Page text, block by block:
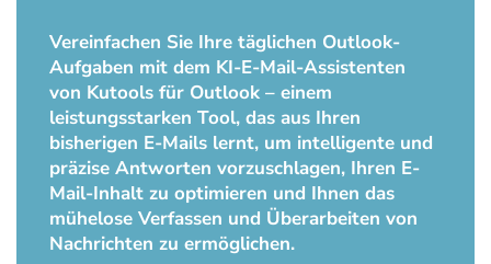
Vereinfachen Sie Ihre täglichen Outlook-
Aufgaben mit dem KI-E-Mail-Assistenten
von Kutools für Outlook – einem
leistungsstarken Tool, das aus Ihren
bisherigen E-Mails lernt, um intelligente und
präzise Antworten vorzuschlagen, Ihren E-
Mail-Inhalt zu optimieren und Ihnen das
mühelose Verfassen und Überarbeiten von
Nachrichten zu ermöglichen.